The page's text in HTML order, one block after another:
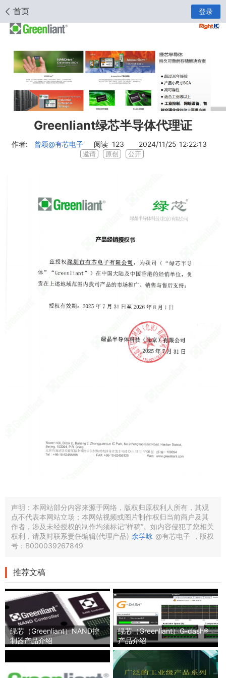
首页
登录
Greenliant绿芯半导体代理证
作者: 曾颖@有芯电子 阅读 123 2024/11/25 12:22:13
邀请 原创 公开
声明：本网站部分内容来源于网络，版权归原权利人所有，其观
点不代表本网站立场；本网站视频或图片制作权归当前商户及其
作者，涉及未经授权的制作均须标记“样稿”。如内容侵犯了您相关
权利，请及时联系责任编辑(代理产品) 余学咏 @有芯电子
，版权
号：B000039267849
推荐文稿
绿芯（Greenliant）NAND控
制器产品介绍
绿芯（Greenliant）G-dash®
产品介绍